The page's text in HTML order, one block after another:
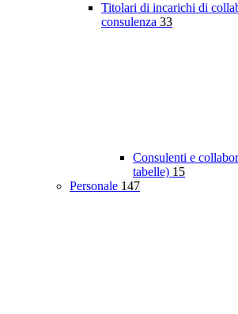
Titolari di incarichi di
consulenza 33
Consulenti e
tabelle) 15
Personale 147